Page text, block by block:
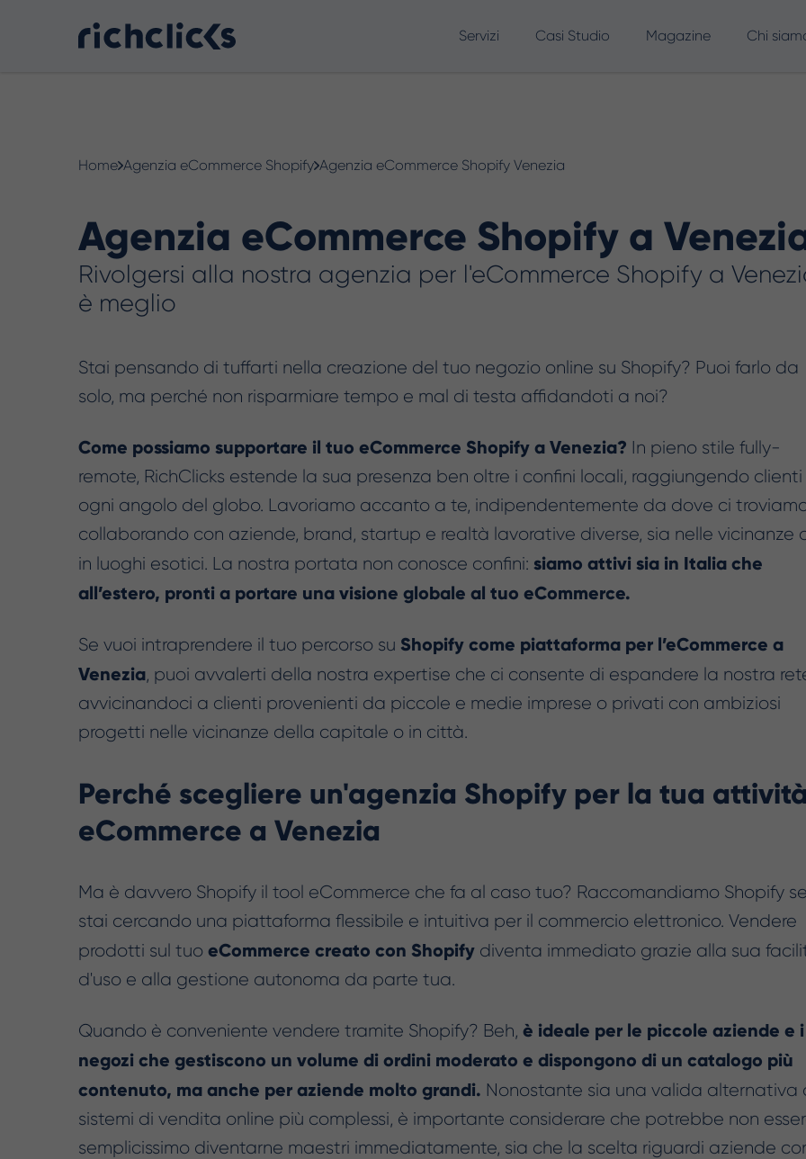
Servizi
Strumenti e strategie pratiche per usare
l’intelligenza artificiale in modo efficace.
AI per Ecommerce & Retail
Formazione AI
Creatività AI per Google Ads
Creatività AI per Meta Ads
Casi Studio Magazine Chi
Home Agenzia eCommerce Shopify Agenzia eCommerce Shopify Venezia
Agenzia eCommerce Shopify a
Rivolgersi alla nostra agenzia per l'eCommerce Shopify a
è meglio
Stai pensando di tuffarti nella creazione del tuo negozio online su Shopify? Puoi farlo da
solo, ma perché non risparmiare tempo e mal di testa affidandoti a noi?
Come possiamo supportare il tuo eCommerce Shopify a Venezia? In pieno stile fully-
remote, RichClicks estende la sua presenza ben oltre i confini locali, raggiungendo clienti
ogni angolo del globo. Lavoriamo accanto a te, indipendentemente da dove ci
collaborando con aziende, brand, startup e realtà lavorative diverse, sia nelle vicinanze
in luoghi esotici. La nostra portata non conosce confini: siamo attivi sia in Italia che
all’estero, pronti a portare una visione globale al tuo eCommerce.
Se vuoi intraprendere il tuo percorso su Shopify come piattaforma per l’eCommerce a
Venezia, puoi avvalerti della nostra expertise che ci consente di espandere la nostra
avvicinandoci a clienti provenienti da piccole e medie imprese o privati con ambiziosi
progetti nelle vicinanze della capitale o in città.
Perché scegliere un'agenzia Shopify per la tua attività
eCommerce a Venezia
Ma è davvero Shopify il tool eCommerce che fa al caso tuo? Raccomandiamo Shopify se
stai cercando una piattaforma flessibile e intuitiva per il commercio elettronico. Vendere
prodotti sul tuo eCommerce creato con Shopify diventa immediato grazie alla sua
d'uso e alla gestione autonoma da parte tua.
Quando è conveniente vendere tramite Shopify? Beh, è ideale per le piccole aziende e i
negozi che gestiscono un volume di ordini moderato e dispongono di un catalogo più
contenuto, ma anche per aziende molto grandi. Nonostante sia una valida alternativa
sistemi di vendita online più complessi, è importante considerare che potrebbe non
semplicissimo diventarne maestri immediatamente, sia che la scelta riguardi aziende